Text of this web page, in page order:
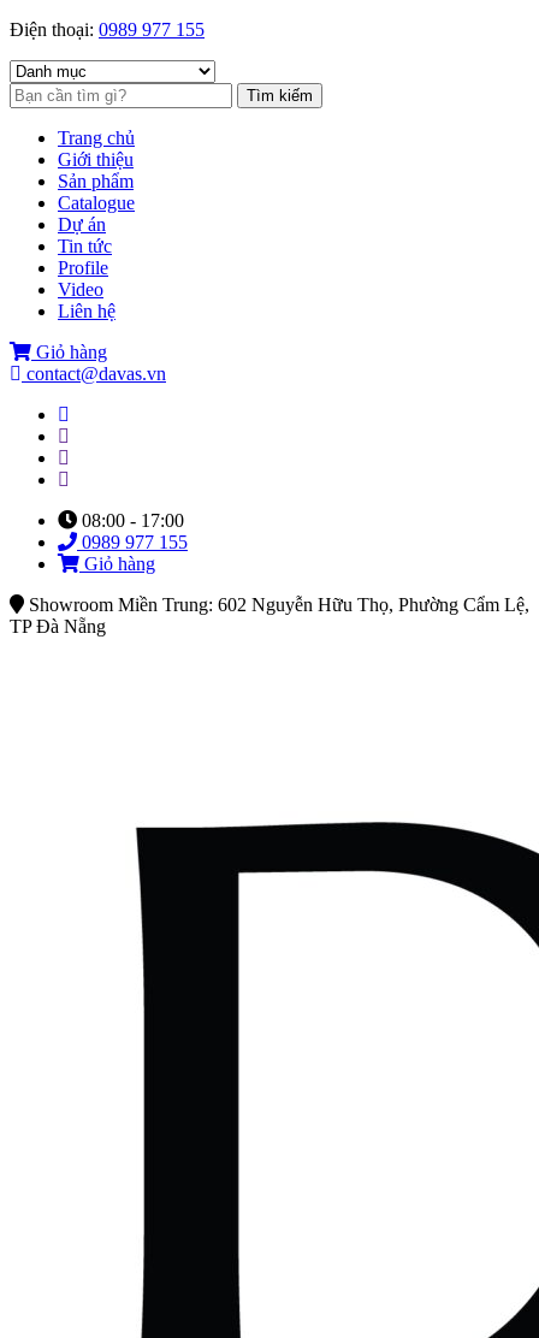
Điện thoại: 0989 977 155
Tìm kiếm
Trang chủ
Giới thiệu
Sản phẩm
Catalogue
Dự án
Tin tức
Profile
Video
Liên hệ
Giỏ hàng
contact@davas.vn
08:00 - 17:00
0989 977 155
Giỏ hàng
Showroom Miền Trung: 602 Nguyễn Hữu Thọ, Phường Cẩm Lệ,
TP Đà Nẵng